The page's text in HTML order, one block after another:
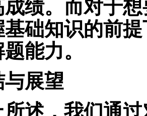
绩。 而对于
基础知识的前
能力。
与展望
述，我们通